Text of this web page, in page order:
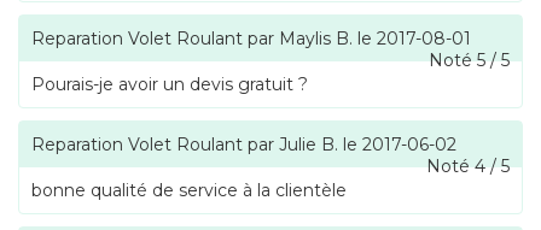
Reparation Volet Roulant par Maylis B. le 2017-08-01
Noté5/5
Pourais-je avoir un devis gratuit ?
Reparation Volet Roulant par Julie B. le 2017-06-02
Noté4/5
bonne qualité de service à la clientèle